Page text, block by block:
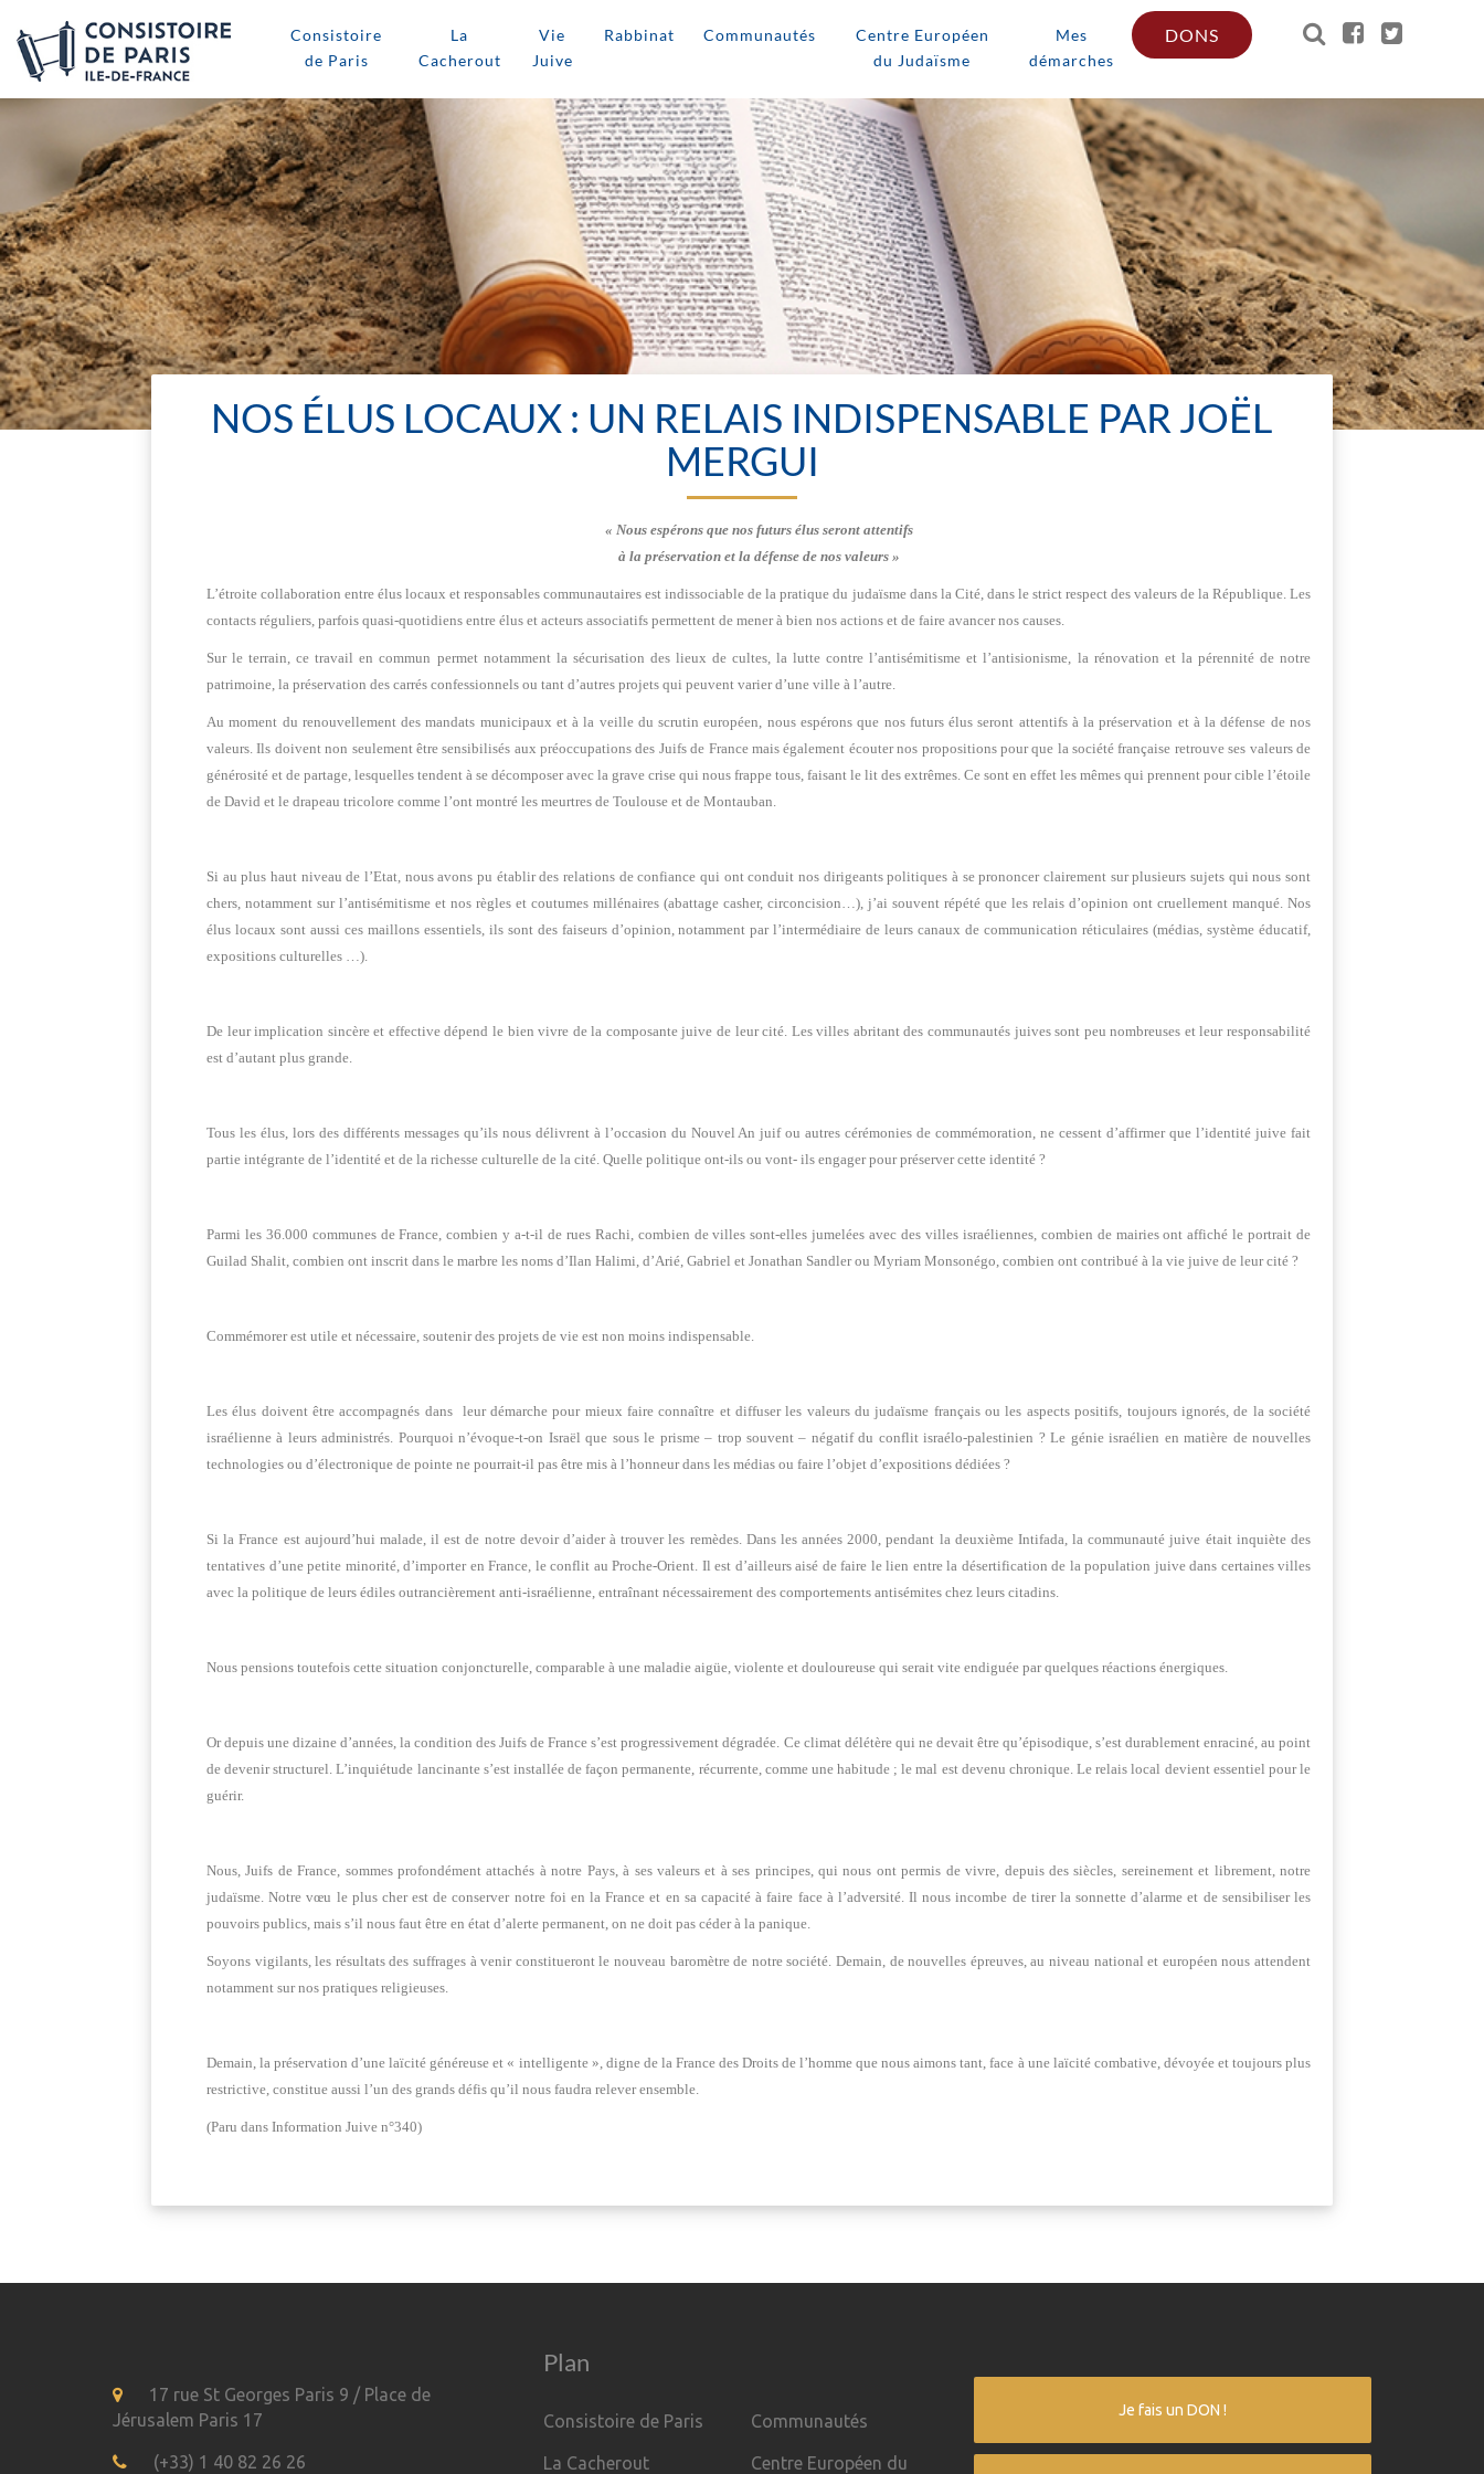
Consistoire
de Paris
La
Cacherout
Vie
Juive
Rabbinat Communautés
Centre Européen
du Judaïsme
Mes
démarches
DONS
NOS ÉLUS LOCAUX : UN RELAIS INDISPENSABLE PAR JOËL
MERGUI
« Nous espérons que nos futurs élus seront attentifs
à la préservation et la défense de nos valeurs »
L’étroite collaboration entre élus locaux et responsables communautaires est indissociable de la pratique du judaïsme dans la Cité, dans le strict respect des valeurs de la République. Les
contacts réguliers, parfois quasi-quotidiens entre élus et acteurs associatifs permettent de mener à bien nos actions et de faire avancer nos causes.
Sur le terrain, ce travail en commun permet notamment la sécurisation des lieux de cultes, la lutte contre l’antisémitisme et l’antisionisme, la rénovation et la pérennité de notre
patrimoine, la préservation des carrés confessionnels ou tant d’autres projets qui peuvent varier d’une ville à l’autre.
Au moment du renouvellement des mandats municipaux et à la veille du scrutin européen, nous espérons que nos futurs élus seront attentifs à la préservation et à la défense de nos
valeurs. Ils doivent non seulement être sensibilisés aux préoccupations des Juifs de France mais également écouter nos propositions pour que la société française retrouve ses valeurs de
générosité et de partage, lesquelles tendent à se décomposer avec la grave crise qui nous frappe tous, faisant le lit des extrêmes. Ce sont en effet les mêmes qui prennent pour cible l’étoile
de David et le drapeau tricolore comme l’ont montré les meurtres de Toulouse et de Montauban.
Si au plus haut niveau de l’Etat, nous avons pu établir des relations de confiance qui ont conduit nos dirigeants politiques à se prononcer clairement sur plusieurs sujets qui nous sont
chers, notamment sur l’antisémitisme et nos règles et coutumes millénaires (abattage casher, circoncision…), j’ai souvent répété que les relais d’opinion ont cruellement manqué. Nos
élus locaux sont aussi ces maillons essentiels, ils sont des faiseurs d’opinion, notamment par l’intermédiaire de leurs canaux de communication réticulaires (médias, système éducatif,
expositions culturelles …).
De leur implication sincère et effective dépend le bien vivre de la composante juive de leur cité. Les villes abritant des communautés juives sont peu nombreuses et leur responsabilité
est d’autant plus grande.
Tous les élus, lors des différents messages qu’ils nous délivrent à l’occasion du Nouvel An juif ou autres cérémonies de commémoration, ne cessent d’affirmer que l’identité juive fait
partie intégrante de l’identité et de la richesse culturelle de la cité. Quelle politique ont-ils ou vont- ils engager pour préserver cette identité ?
Parmi les 36.000 communes de France, combien y a-t-il de rues Rachi, combien de villes sont-elles jumelées avec des villes israéliennes, combien de mairies ont affiché le portrait de
Guilad Shalit, combien ont inscrit dans le marbre les noms d’Ilan Halimi, d’Arié, Gabriel et Jonathan Sandler ou Myriam Monsonégo, combien ont contribué à la vie juive de leur cité ?
Commémorer est utile et nécessaire, soutenir des projets de vie est non moins indispensable.
Les élus doivent être accompagnés dans leur démarche pour mieux faire connaître et diffuser les valeurs du judaïsme français ou les aspects positifs, toujours ignorés, de la société
israélienne à leurs administrés. Pourquoi n’évoque-t-on Israël que sous le prisme – trop souvent – négatif du conflit israélo-palestinien ? Le génie israélien en matière de nouvelles
technologies ou d’électronique de pointe ne pourrait-il pas être mis à l’honneur dans les médias ou faire l’objet d’expositions dédiées ?
Si la France est aujourd’hui malade, il est de notre devoir d’aider à trouver les remèdes. Dans les années 2000, pendant la deuxième Intifada, la communauté juive était inquiète des
tentatives d’une petite minorité, d’importer en France, le conflit au Proche-Orient. Il est d’ailleurs aisé de faire le lien entre la désertification de la population juive dans certaines villes
avec la politique de leurs édiles outrancièrement anti-israélienne, entraînant nécessairement des comportements antisémites chez leurs citadins.
Nous pensions toutefois cette situation conjoncturelle, comparable à une maladie aigüe, violente et douloureuse qui serait vite endiguée par quelques réactions énergiques.
Or depuis une dizaine d’années, la condition des Juifs de France s’est progressivement dégradée. Ce climat délétère qui ne devait être qu’épisodique, s’est durablement enraciné, au point
de devenir structurel. L’inquiétude lancinante s’est installée de façon permanente, récurrente, comme une habitude ; le mal est devenu chronique. Le relais local devient essentiel pour le
guérir.
Nous, Juifs de France, sommes profondément attachés à notre Pays, à ses valeurs et à ses principes, qui nous ont permis de vivre, depuis des siècles, sereinement et librement, notre
judaïsme. Notre vœu le plus cher est de conserver notre foi en la France et en sa capacité à faire face à l’adversité. Il nous incombe de tirer la sonnette d’alarme et de sensibiliser les
pouvoirs publics, mais s’il nous faut être en état d’alerte permanent, on ne doit pas céder à la panique.
Soyons vigilants, les résultats des suffrages à venir constitueront le nouveau baromètre de notre société. Demain, de nouvelles épreuves, au niveau national et européen nous attendent
notamment sur nos pratiques religieuses.
Demain, la préservation d’une laïcité généreuse et « intelligente », digne de la France des Droits de l’homme que nous aimons tant, face à une laïcité combative, dévoyée et toujours plus
restrictive, constitue aussi l’un des grands défis qu’il nous faudra relever ensemble.
(Paru dans Information Juive n°340)
17 rue St Georges Paris 9 / Place de
Jérusalem Paris 17
(+33) 1 40 82 26 26
Plan
Consistoire de Paris
La Cacherout
Communautés
Centre Européen du
Je fais un DON !